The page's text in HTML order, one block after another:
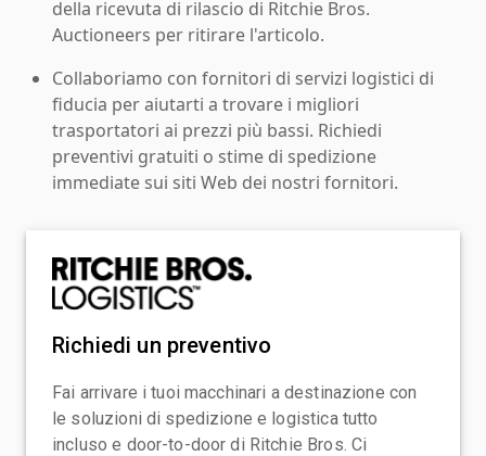
della ricevuta di rilascio di Ritchie Bros.
Auctioneers per ritirare l'articolo.
Collaboriamo con fornitori di servizi logistici di
fiducia per aiutarti a trovare i migliori
trasportatori ai prezzi più bassi. Richiedi
preventivi gratuiti o stime di spedizione
immediate sui siti Web dei nostri fornitori.
Richiedi un preventivo
Fai arrivare i tuoi macchinari a destinazione con
le soluzioni di spedizione e logistica tutto
incluso e door-to-door di Ritchie Bros. Ci